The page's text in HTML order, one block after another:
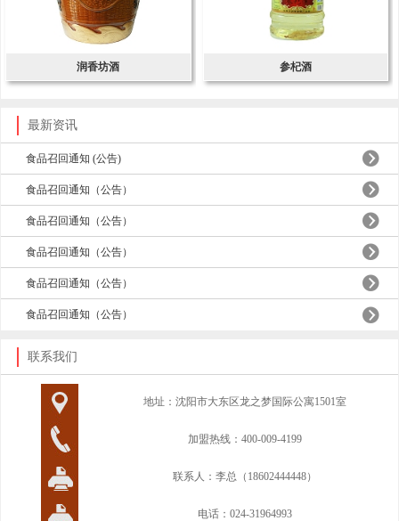
润香坊酒 参杞酒
最新资讯
食品召回通知 (公告)
食品召回通知（公告）
食品召回通知（公告）
食品召回通知（公告）
食品召回通知（公告）
食品召回通知（公告）
联系我们
地址：沈阳市大东区龙之梦国际公寓1501室
加盟热线：400-009-4199
联系人：李总（18602444448）
电话：024-31964993